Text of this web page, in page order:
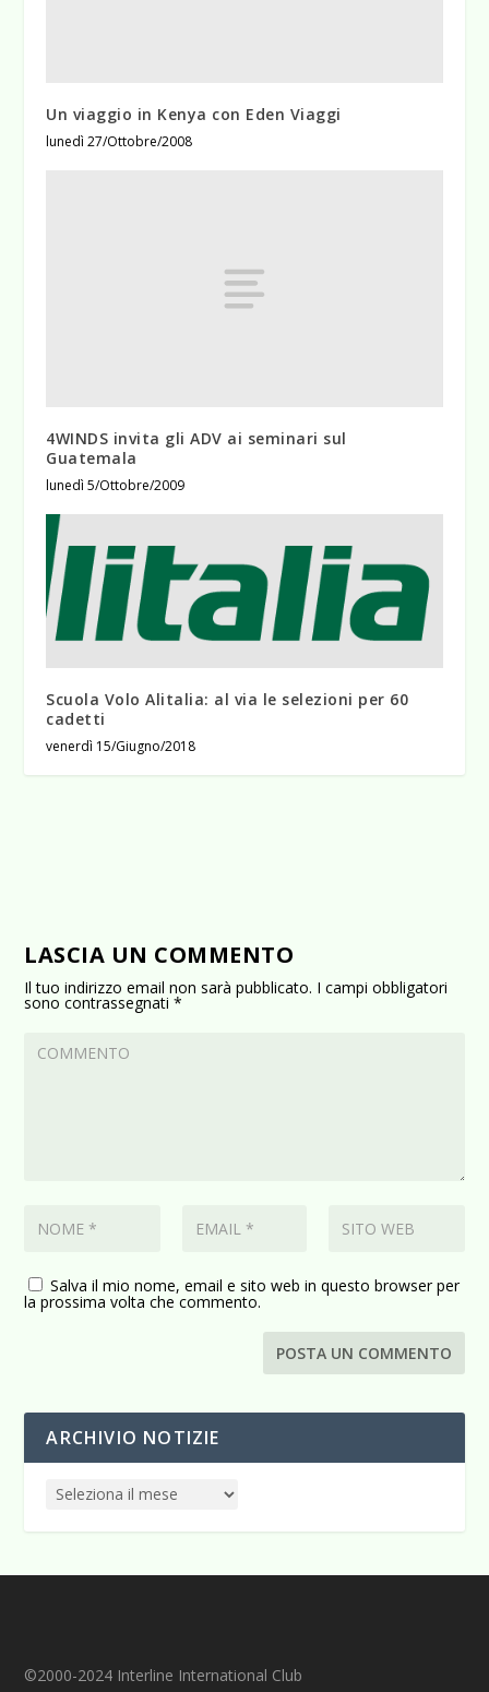
Un viaggio in Kenya con Eden Viaggi
lunedì 27/Ottobre/2008
4WINDS invita gli ADV ai seminari sul
Guatemala
lunedì 5/Ottobre/2009
Scuola Volo Alitalia: al via le selezioni per 60
cadetti
venerdì 15/Giugno/2018
LASCIA UN COMMENTO
Il tuo indirizzo email non sarà pubblicato. I campi obbligatori
sono contrassegnati*
Salva il mio nome, email e sito web in questo browser per
la prossima volta che commento.
ARCHIVIO NOTIZIE
©2000-2024 Interline International Club